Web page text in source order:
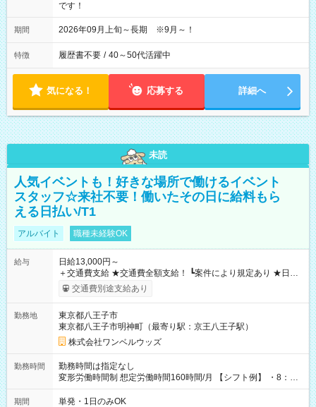
です！
期間 2026年09月上旬～長期 ※9月～！
特徴 履歴書不要 / 40～50代活躍中
気になる！ 応募する 詳細へ
未読
人気イベントも！好きな場所で働けるイベント
スタッフ☆来社不要！働いたその日に給料もら
える日払い/T1
アルバイト 職種未経験OK
給与
日給13,000円～
＋交通費支給 ★交通費全額支給！ ┗案件により規定あり ★日払
いOK！（規定あり） ┗働いたその日に現金GET♪ お仕事後はコ
ンビニATMから 日払い分を引き落とせます！ 【試用期間】試
交通費別途支給あり
勤務地
東京都八王子市
東京都八王子市明神町（最寄り駅：京王八王子駅）
株式会社ワンベルウッズ
勤務時間
勤務時間は指定なし
変形労働時間制 想定労働時間160時間/月 【シフト例】 ・8：00
～21：00
期間 単発・1日のみOK